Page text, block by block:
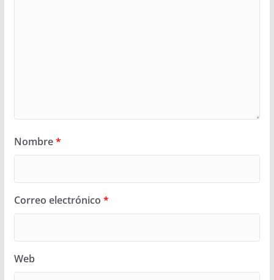
Nombre*
Correo electrónico *
Web